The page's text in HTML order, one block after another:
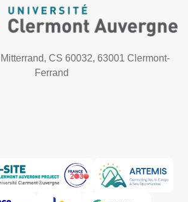
CS 60032, 63001 Clermont-
Ferrand